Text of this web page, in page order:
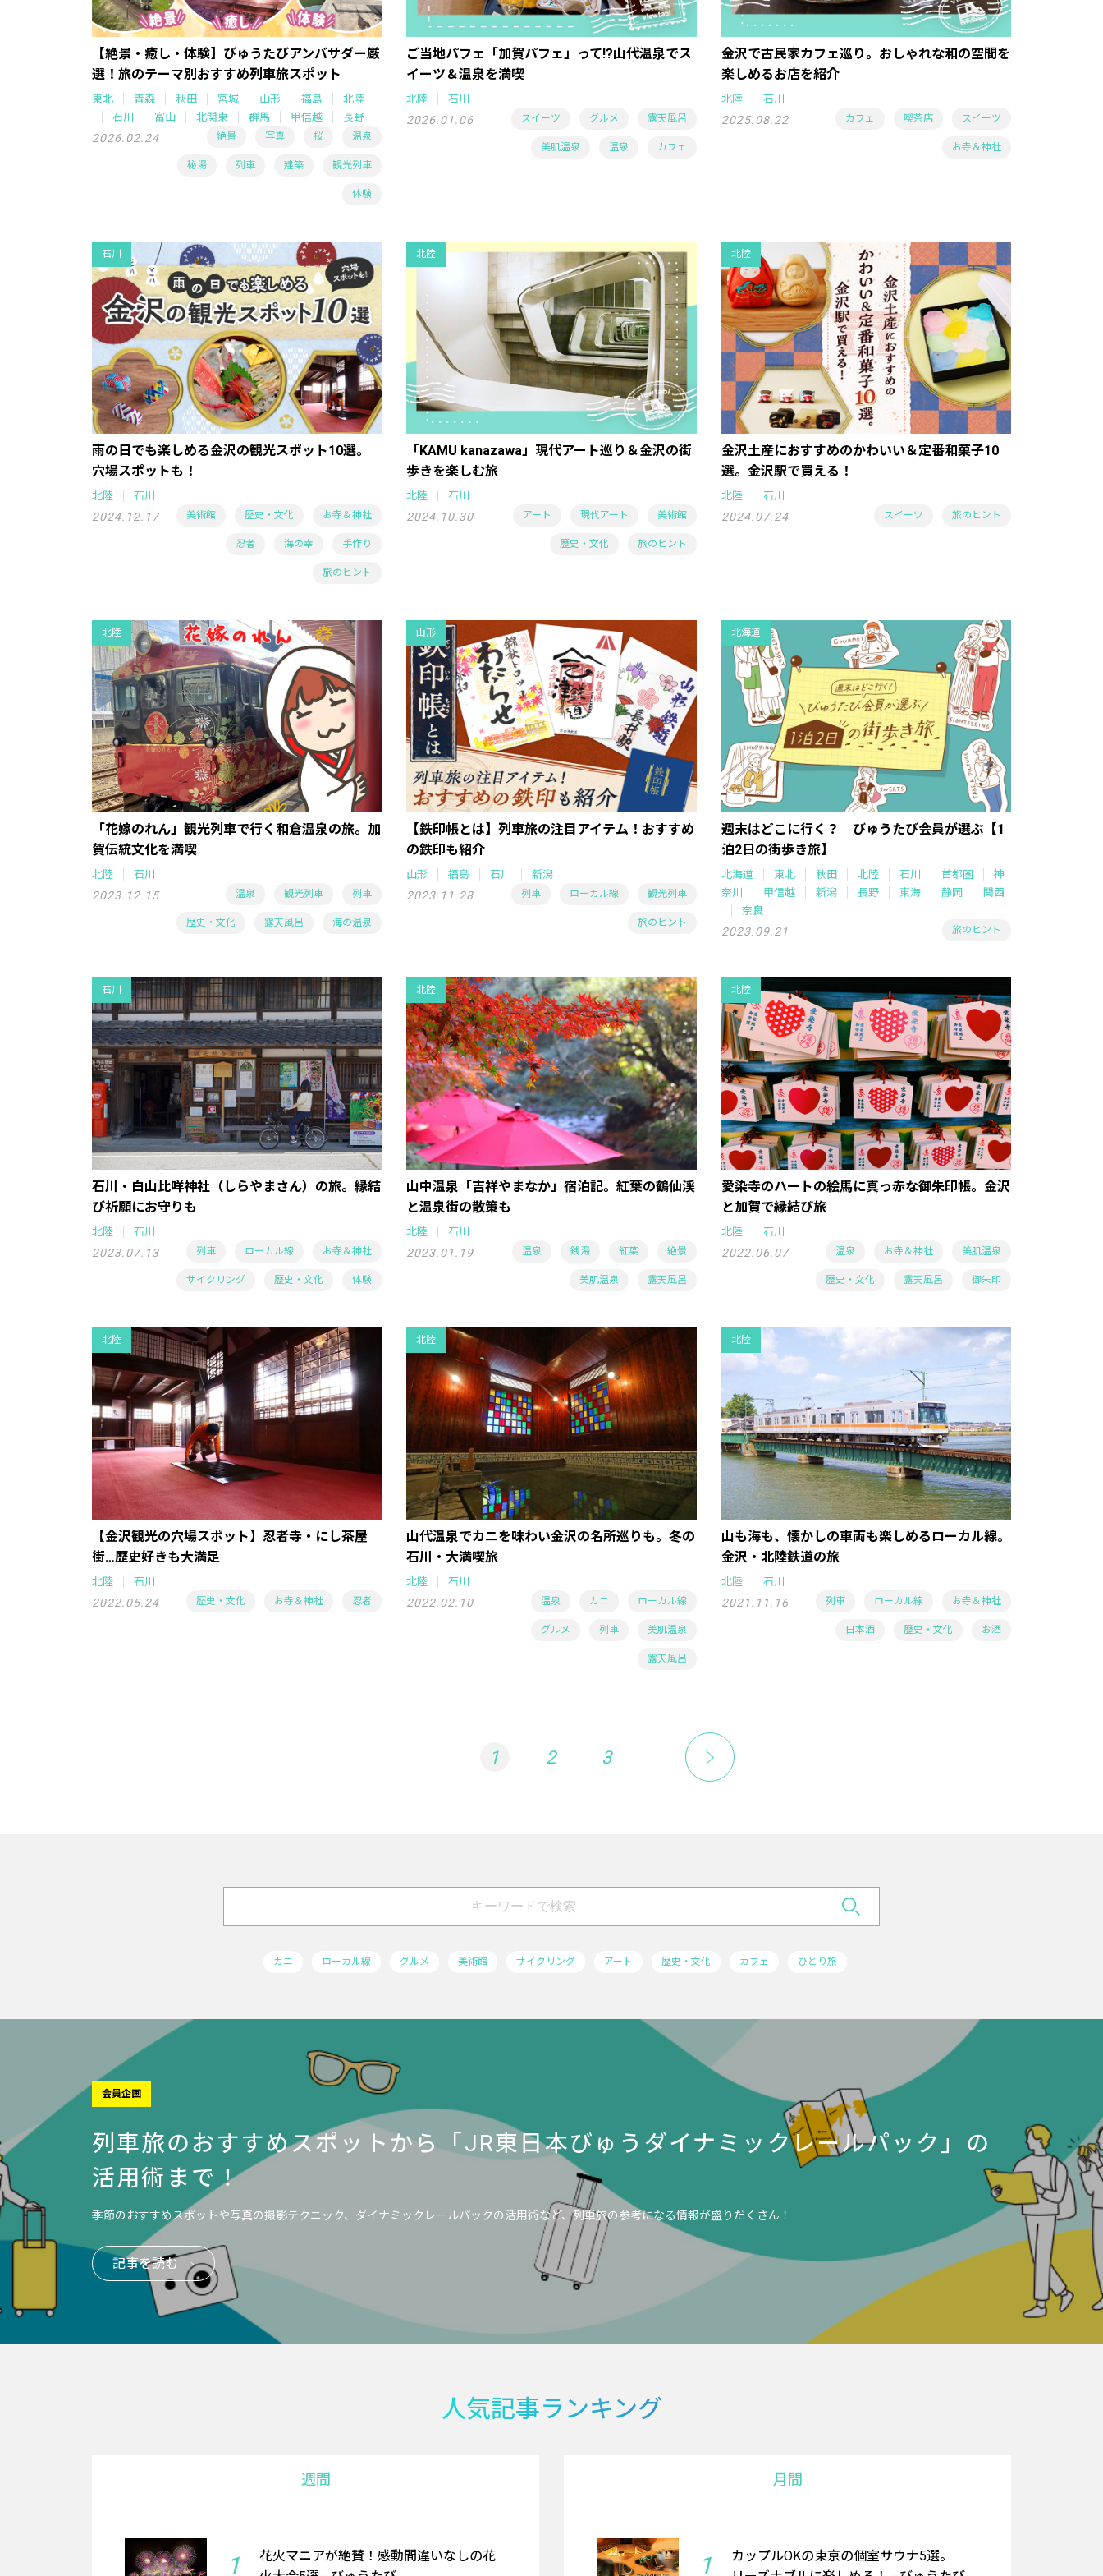
【絶景・癒し・体験】びゅうたびアンバサダー厳
選！旅のテーマ別おすすめ列車旅スポット
東北 青森 秋田 宮城 山形 福島
北陸
石川
富山 北関東 群馬 甲信越 長野
2026.02.24 絶景 写真 桜 温泉
秘湯 列車 建築 観光列車
体験
ご当地パフェ「加賀パフェ」って!?山代温泉でス
イーツ＆温泉を満喫
北陸 石川
2026.01.06 スイーツ グルメ 露天風呂
美肌温泉 温泉 カフェ
金沢で古民家カフェ巡り。おしゃれな和の空間を
楽しめるお店を紹介
北陸 石川
2025.08.22 カフェ 喫茶店 スイーツ
お寺＆神社
石川
雨の日でも楽しめる金沢の観光スポット10選。
穴場スポットも！
北陸 石川
2024.12.17 美術館 歴史・文化 お寺＆神社
忍者 海の幸 手作り
旅のヒント
北陸
「KAMU kanazawa」現代アート巡り＆金沢の街
歩きを楽しむ旅
北陸 石川
2024.10.30 アート 現代アート 美術館
歴史・文化 旅のヒント
北陸
金沢土産におすすめのかわいい＆定番和菓子10
選。金沢駅で買える！
北陸 石川
2024.07.24 スイーツ 旅のヒント
北陸
「花嫁のれん」観光列車で行く和倉温泉の旅。加
賀伝統文化を満喫
北陸 石川
2023.12.15 温泉 観光列車 列車
歴史・文化 露天風呂 海の温泉
山形
【鉄印帳とは】列車旅の注目アイテム！おすすめ
の鉄印も紹介
山形 福島 石川 新潟
2023.11.28 列車 ローカル線 観光列車
旅のヒント
北海道
週末はどこに行く？ びゅうたび会員が選ぶ【1
泊2日の街歩き旅】
北海道 東北 秋田 北陸 石川 首都圏
神
奈川
甲信越 新潟 長野 東海 静岡
関西
奈良
2023.09.21 旅のヒント
石川
石川・白山比咩神社（しらやまさん）の旅。縁結
び祈願にお守りも
北陸 石川
2023.07.13 列車 ローカル線 お寺＆神社
サイクリング 歴史・文化 体験
北陸
山中温泉「吉祥やまなか」宿泊記。紅葉の鶴仙渓
と温泉街の散策も
北陸 石川
2023.01.19 温泉 銭湯 紅葉 絶景
美肌温泉 露天風呂
北陸
愛染寺のハートの絵馬に真っ赤な御朱印帳。金沢
と加賀で縁結び旅
北陸 石川
2022.06.07 温泉 お寺＆神社 美肌温泉
歴史・文化 露天風呂 御朱印
北陸
【金沢観光の穴場スポット】忍者寺・にし茶屋
街…歴史好きも大満足
北陸 石川
2022.05.24 歴史・文化 お寺＆神社 忍者
北陸
山代温泉でカニを味わい金沢の名所巡りも。冬の
石川・大満喫旅
北陸 石川
2022.02.10 温泉 カニ ローカル線
グルメ 列車 美肌温泉
露天風呂
北陸
山も海も、懐かしの車両も楽しめるローカル線。
金沢・北陸鉄道の旅
北陸 石川
2021.11.16 列車 ローカル線 お寺＆神社
日本酒 歴史・文化 お酒
1 2 3
カニ ローカル線 グルメ 美術館 サイクリング アート 歴史・文化 カフェ ひとり旅
会員企画
列車旅のおすすめスポットから「JR東日本びゅうダイナミックレールパック」の
活用術まで！
季節のおすすめスポットや写真の撮影テクニック、ダイナミックレールパックの活用術など、列車旅の参考になる情報が盛りだくさん！
記事を読む
人気記事ランキング
週間
1
花火マニアが絶賛！感動間違いなしの花
月間
1
カップルOKの東京の個室サウナ5選。